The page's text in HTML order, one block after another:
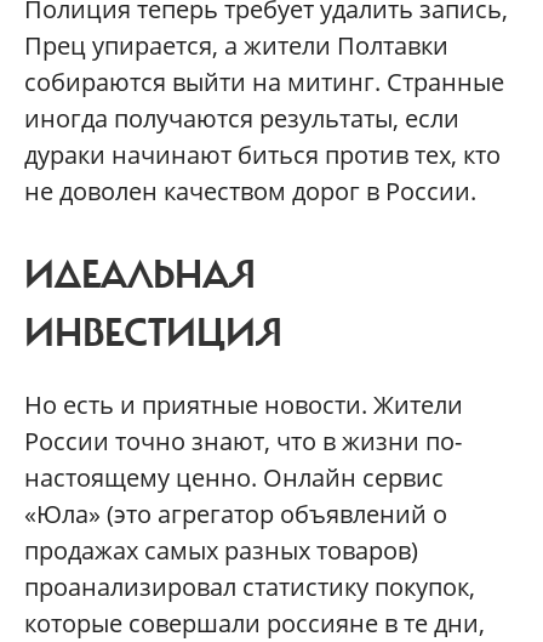
Полиция теперь требует удалить запись,
Прец упирается, а жители Полтавки
собираются выйти на митинг. Странные
иногда получаются результаты, если
дураки начинают биться против тех, кто
не доволен качеством дорог в России.
ИДЕАЛЬНАЯ
ИНВЕСТИЦИЯ
Но есть и приятные новости. Жители
России точно знают, что в жизни по-
настоящему ценно. Онлайн сервис
«Юла» (это агрегатор объявлений о
продажах самых разных товаров)
проанализировал статистику покупок,
которые совершали россияне в те дни,